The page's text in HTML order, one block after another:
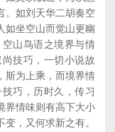
。如刘天华二胡奏空
如坐空山而觉山更幽
山鸟语之境界与情
技巧，一切小说故
斯为上乘，而境界情
巧，历时久，传习
界情味则有高下大小
，又何求新之有。